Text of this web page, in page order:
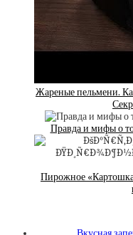
Жареные пельмени.
Правда и мифы о
Пирожное